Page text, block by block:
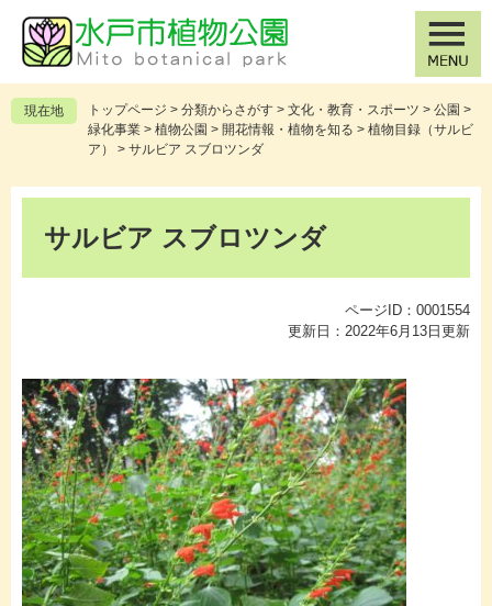
の
先
頭
ー
を
飛
現在地 トップページ > 分類からさがす > 文化・教育・スポーツ > 公園 >
緑化事業 > 植物公園 > 開花情報・植物を知る > 植物目録（サルビ
ア）
> サルビア スブロツンダ
サルビア スブロツンダ
ページID：0001554
更新日：2022年6月13日更新